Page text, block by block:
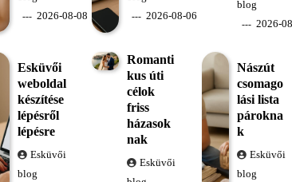
2026-08-08
2026-08-06
blog
2026-
Esküvői
weboldal
készítése
lépésről
lépésre
Esküvői
blog
Romanti
kus úti
célok
friss
házasok
nak
Esküvői
Nászút
csomago
lási lista
párokna
k
Esküvői
blog